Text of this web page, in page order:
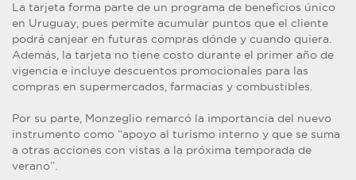
La tarjeta forma parte de un programa de beneficios único
en Uruguay, pues permite acumular puntos que el cliente
podrá canjear en futuras compras dónde y cuando quiera.
Además, la tarjeta no tiene costo durante el primer año de
vigencia e incluye descuentos promocionales para las
compras en supermercados, farmacias y combustibles.
Por su parte, Monzeglio remarcó la importancia del nuevo
instrumento como “apoyo al turismo interno y que se suma
a otras acciones con vistas a la próxima temporada de
verano”.